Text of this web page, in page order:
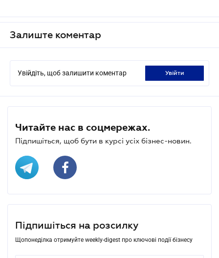
Залиште коментар
Увійдіть, щоб залишити коментар увійти
Читайте нас в соцмережах.
Підпишіться, щоб бути в курсі усіх бізнес-новин.
Підпишіться на розсилку
Щопонеділка отримуйте weekly-digest про ключові події бізнесу